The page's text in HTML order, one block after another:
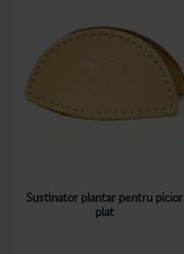
Sustinator plantar pentru picior
plat